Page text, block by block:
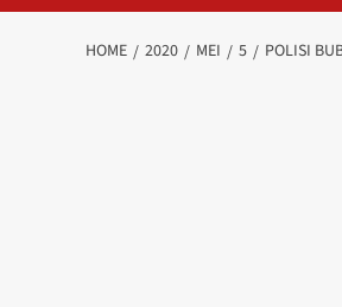
HOME 2020 MEI 5 POLISI